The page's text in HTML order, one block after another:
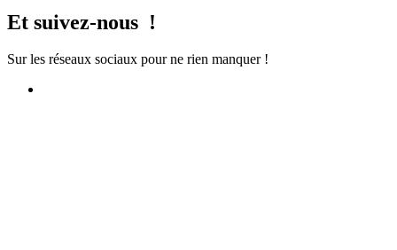
Et suivez-nous !
Sur les réseaux sociaux pour ne rien manquer !